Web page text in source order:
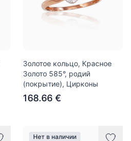
Золотое кольцо, Красное
Золото 585°, родий
(покрытие), Цирконы
168.66 €
Нет в наличии